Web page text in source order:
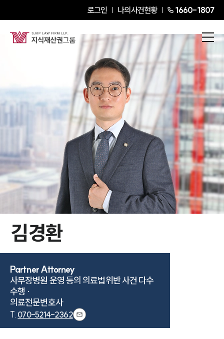
로그인 나의사건현황 1660-1807
김경환Partner Attorney
김경환
Partner Attorney
사무장병원 운영 등의 의료법위반 사건 다수
수행 ·
의료전문변호사
T. 070-5214-2362